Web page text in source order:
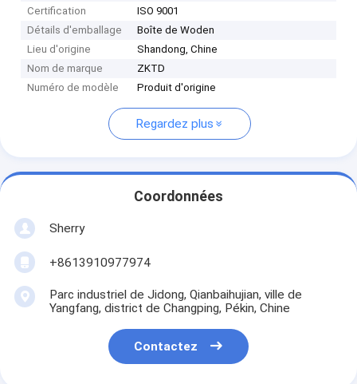
Certification
ISO 9001
Détails d'emballage
Boîte de Woden
Lieu d'origine
Shandong, Chine
Nom de marque
ZKTD
Numéro de modèle
Produit d'origine
Regardez plus
Coordonnées
Sherry
+8613910977974
Parc industriel de Jidong, Qianbaihujian, ville de
Yangfang, district de Changping, Pékin, Chine
Contactez